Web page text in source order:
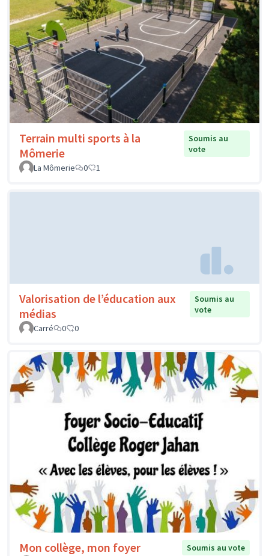
Terrain multi sports à la
Mômerie
Soumis au
vote
La Mômerie
0 1
Valorisation de l’éducation aux
médias
Soumis au
vote
Carré
0 0
Mon collège, mon foyer
Soumis au vote